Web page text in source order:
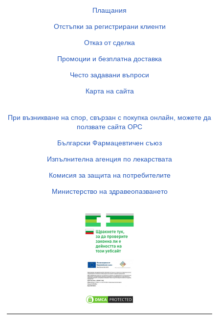
Плащания
Отстъпки за регистрирани клиенти
Отказ от сделка
Промоции и безплатна доставка
Често задавани въпроси
Карта на сайта
При възникване на спор, свързан с покупка онлайн, можете да
ползвате сайта ОРС
Български Фармацевтичен съюз
Изпълнителна агенция по лекарствата
Комисия за защита на потребителите
Министерство на здравеопазването